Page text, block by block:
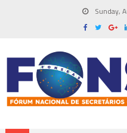
Sunday,